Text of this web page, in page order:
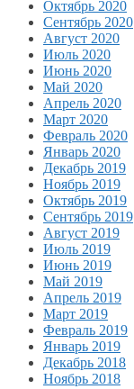
Октябрь 2020
Сентябрь 2020
Август 2020
Июль 2020
Июнь 2020
Май 2020
Апрель 2020
Март 2020
Февраль 2020
Январь 2020
Декабрь 2019
Ноябрь 2019
Октябрь 2019
Сентябрь 2019
Август 2019
Июль 2019
Июнь 2019
Май 2019
Апрель 2019
Март 2019
Февраль 2019
Январь 2019
Декабрь 2018
Ноябрь 2018